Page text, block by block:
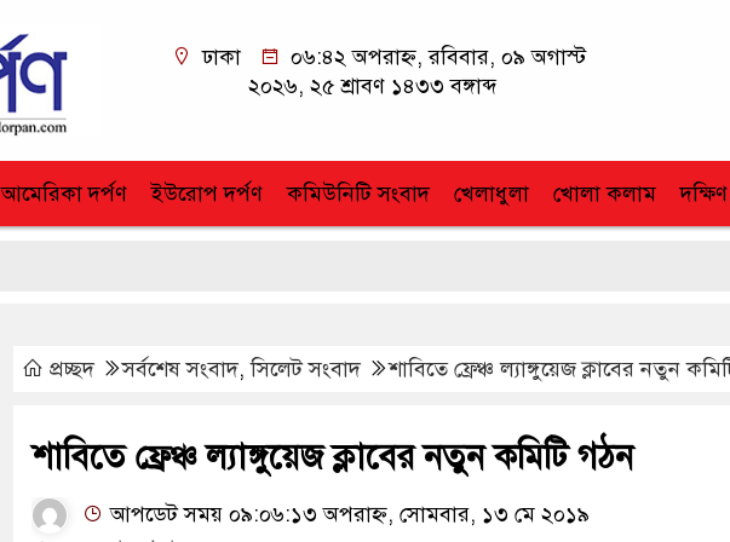
ঢাকা
০৬:৪২ অপরাহ্ন, রবিবার, ০৯ অগাস্ট
২০২৬, ২৫ শ্রাবণ ১৪৩৩ বঙ্গাব্দ
আমেরিকা দর্পণ ইউরোপ দর্পণ কমিউনিটি সংবাদ খেলাধুলা খোলা কলাম
প্রচ্ছদ সর্বশেষ সংবাদ,সিলেট সংবাদ শাবিতে ফ্রেঞ্চ ল্যাঙ্গুয়েজ ক্লাবের নতুন
শাবিতে ফ্রেঞ্চ ল্যাঙ্গুয়েজ ক্লাবের নতুন কমিটি গঠন
আপডেট সময় ০৯:০৬:১৩ অপরাহ্ন, সোমবার, ১৩ মে ২০১৯